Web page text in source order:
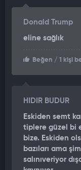
Donald Trump
eline sağlık
Beğen / 1 kişi
HIDIR BUDUR
Eskiden semt
tiplere güzel bi
bize. Eskiden
bazıları ama
salınıveriyor